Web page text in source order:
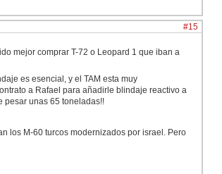
#15
mejor comprar T-72 o Leopard 1 que iban a
es esencial, y el TAM esta muy
a Rafael para añadirle blindaje reactivo a
pesar unas 65 toneladas!!
los M-60 turcos modernizados por israel. Pero